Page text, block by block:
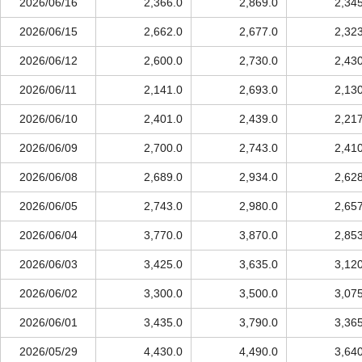
2026/06/15 2,662.0 2,677.0
2026/06/12 2,600.0 2,730.0
2026/06/11 2,141.0 2,693.0
2026/06/10 2,401.0 2,439.0
2026/06/09 2,700.0 2,743.0
2026/06/08 2,689.0 2,934.0
2026/06/05 2,743.0 2,980.0
2026/06/04 3,770.0 3,870.0
2026/06/03 3,425.0 3,635.0
2026/06/02 3,300.0 3,500.0
2026/06/01 3,435.0 3,790.0
2026/05/29 4,430.0 4,490.0